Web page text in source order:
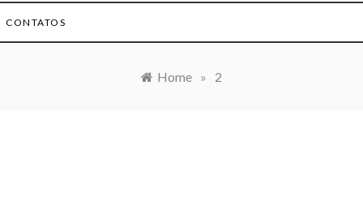
CONTATOS
Home » 2